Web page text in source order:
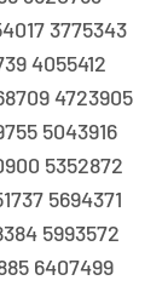
3775343
4055412
4723905
5043916
5352872
5694371
5993572
6407499